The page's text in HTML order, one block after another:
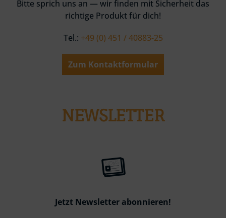
Bitte sprich uns an — wir finden mit Sicherheit das
richtige Produkt für dich!
Tel.: +49 (0) 451 / 40883-25
Zum Kontaktformular
NEWSLETTER
Jetzt Newsletter abonnieren!